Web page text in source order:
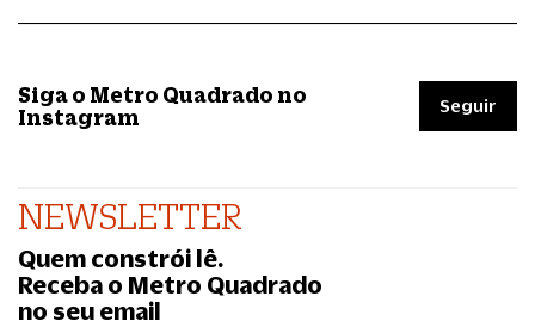
Siga o Metro Quadrado no
Instagram
Seguir
NEWSLETTER
Quem constrói lê.
Receba o Metro Quadrado
no seu email